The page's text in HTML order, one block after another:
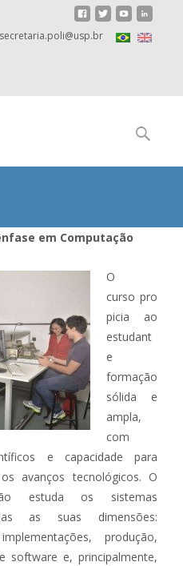
to
content
Pesquisar
em Computação
O
curso pro
picia ao
estudant
e
formação
sólida e
ampla,
com
e capacidade para
avanços tecnológicos. O
estuda os sistemas
as suas dimensões:
produção,
software e, principalmente,